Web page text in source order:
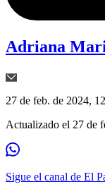
Adriana
27 de feb. de 2024,
Actualizado el 27 de
Sigue el canal de El